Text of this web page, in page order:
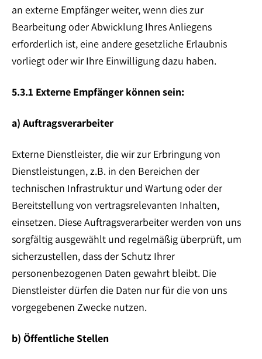
an externe Empfänger weiter, wenn dies zur
Bearbeitung oder Abwicklung Ihres Anliegens
erforderlich ist, eine andere gesetzliche Erlaubnis
vorliegt oder wir Ihre Einwilligung dazu haben.
5.3.1 Externe Empfänger können sein:
a) Auftragsverarbeiter
Externe Dienstleister, die wir zur Erbringung von
Dienstleistungen, z.B. in den Bereichen der
technischen Infrastruktur und Wartung oder der
Bereitstellung von vertragsrelevanten Inhalten,
einsetzen. Diese Auftragsverarbeiter werden von uns
sorgfältig ausgewählt und regelmäßig überprüft, um
sicherzustellen, dass der Schutz Ihrer
personenbezogenen Daten gewahrt bleibt. Die
Dienstleister dürfen die Daten nur für die von uns
vorgegebenen Zwecke nutzen.
b) Öffentliche Stellen